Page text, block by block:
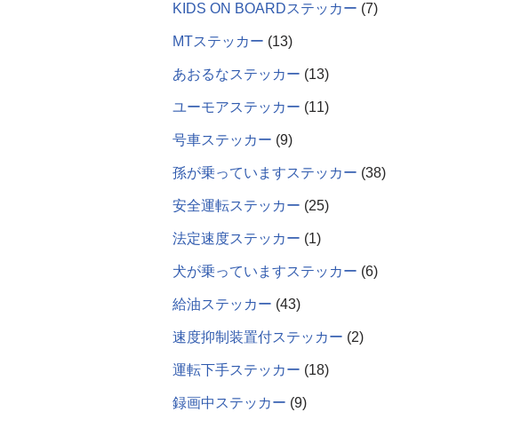
KIDS ON BOARDステッカー 7
MTステッカー 13
あおるなステッカー 13
ユーモアステッカー 11
号車ステッカー 9
孫が乗っていますステッカー 38
安全運転ステッカー 25
法定速度ステッカー 1
犬が乗っていますステッカー 6
給油ステッカー 43
速度抑制装置付ステッカー 2
運転下手ステッカー 18
録画中ステッカー 9